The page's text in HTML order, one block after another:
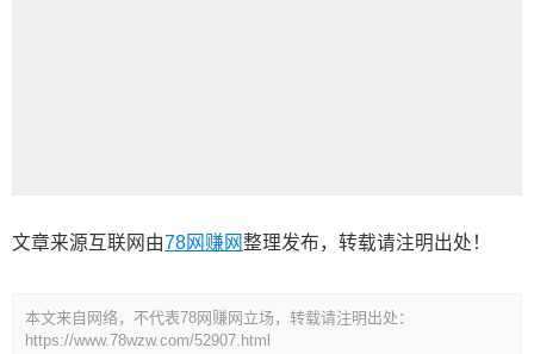
文章来源互联网由78网赚网整理发布，转载请注明出处！
本文来自网络，不代表78网赚网立场，转载请注明出处：
https://www.78wzw.com/52907.html